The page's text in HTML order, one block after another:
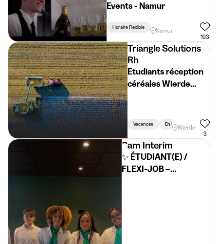
Events - Namur
Horaire Flexible
Namur
193
Triangle Solutions
Rh
Etudiants réception
céréales Wierde
(H/F/X)
Vacances En SemaineWierde
3
Sam Interim
✨ ÉTUDIANT(E) /
FLEXI-JOB –